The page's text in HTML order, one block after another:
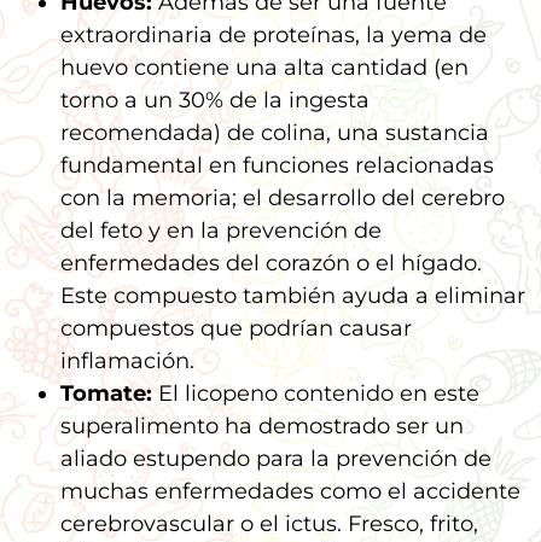
extraordinaria de proteínas, la yema de
huevo contiene una alta cantidad (en
torno a un 30% de la ingesta
recomendada) de colina, una sustancia
fundamental en funciones relacionadas
con la memoria; el desarrollo del cerebro
del feto y en la prevención de
enfermedades del corazón o el hígado.
Este compuesto también ayuda a eliminar
compuestos que podrían causar
inflamación.
Tomate:El licopeno contenido en este
superalimento ha demostrado ser un
aliado estupendo para la prevención de
muchas enfermedades como el accidente
cerebrovascular o el ictus. Fresco, frito,